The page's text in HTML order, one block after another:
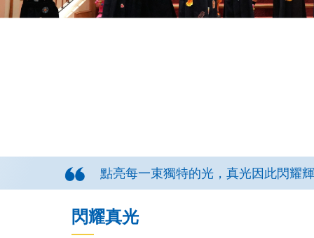
點亮每一束獨特的光，真光因此閃耀
閃耀真光